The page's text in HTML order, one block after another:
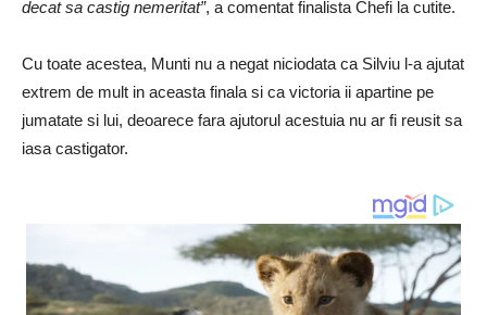
decat sa castig nemeritat”, a comentat finalista Chefi la cutite.
Cu toate acestea, Munti nu a negat niciodata ca Silviu l-a ajutat
extrem de mult in aceasta finala si ca victoria ii apartine pe
jumatate si lui, deoarece fara ajutorul acestuia nu ar fi reusit sa
iasa castigator.